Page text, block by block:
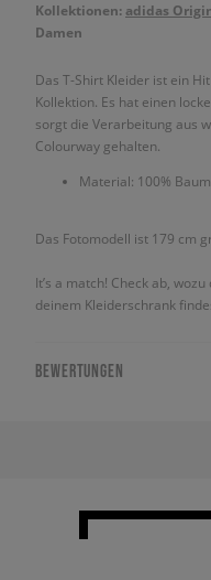
Kollektionen: adidas
Damen
Das T-Shirt Kleider ist ein
Kollektion. Es hat einen
sorgt die Verarbeitung aus
Colourway gehalten.
Material: 100%
Das Fotomodell ist 179 cm
It’s a match! Check ab,
deinem Kleiderschrank
BEWERTUNGEN